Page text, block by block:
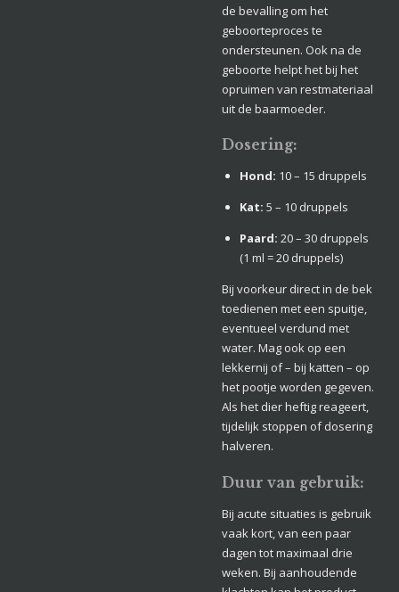
de bevalling om het
geboorteproces te
ondersteunen. Ook na de
geboorte helpt het bij het
opruimen van restmateriaal
uit de baarmoeder.
Dosering:
Hond: 10 – 15 druppels
Kat: 5 – 10 druppels
Paard: 20 – 30 druppels
(1 ml = 20 druppels)
Bij voorkeur direct in de bek
toedienen met een spuitje,
eventueel verdund met
water. Mag ook op een
lekkernij of – bij katten – op
het pootje worden gegeven.
Als het dier heftig reageert,
tijdelijk stoppen of dosering
halveren.
Duur van gebruik:
Bij acute situaties is gebruik
vaak kort, van een paar
dagen tot maximaal drie
weken. Bij aanhoudende